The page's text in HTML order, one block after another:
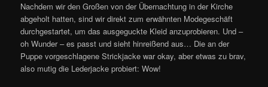
Nachdem wir den Großen von der Übernachtung in der Kirche
abgeholt hatten, sind wir direkt zum erwähnten Modegeschäft
durchgestartet, um das ausgeguckte Kleid anzuprobieren. Und –
oh Wunder – es passt und sieht hinreißend aus… Die an der
Puppe vorgeschlagene Strickjacke war okay, aber etwas zu brav,
also mutig die Lederjacke probiert: Wow!